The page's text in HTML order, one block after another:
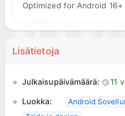
Optimized for Android 16+
Lisätietoja
Julkaisupäivämäärä:
11
Luokka:
Android